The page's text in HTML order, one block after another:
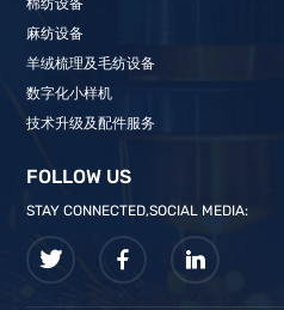
麻纺设备
羊绒梳理及毛纺设备
数字化小样机
技术升级及配件服务
FOLLOW US
STAY CONNECTED,SOCIAL MEDIA: